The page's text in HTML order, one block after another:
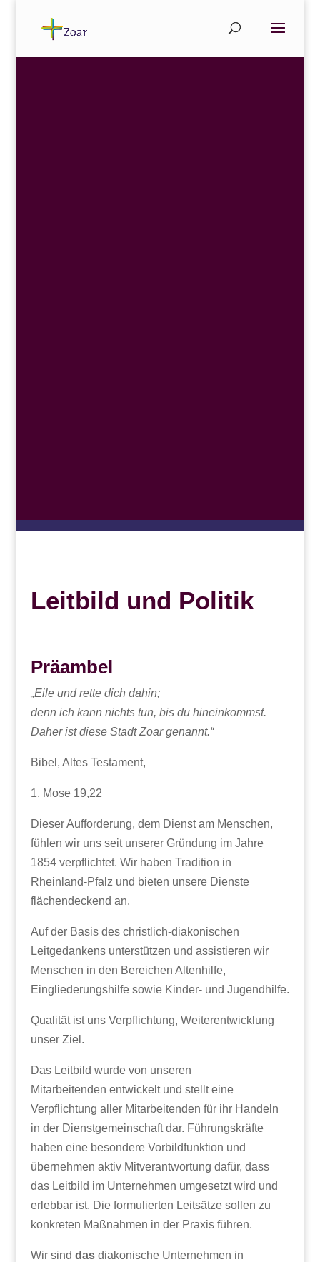
Leitbild und Politik
Präambel
„Eile und rette dich dahin;
denn ich kann nichts tun, bis du hineinkommst.
Daher ist diese Stadt Zoar genannt.“
Bibel, Altes Testament,
1. Mose 19,22
Dieser Aufforderung, dem Dienst am Menschen,
fühlen wir uns seit unserer Gründung im Jahre
1854 verpflichtet. Wir haben Tradition in
Rheinland-Pfalz und bieten unsere Dienste
flächendeckend an.
Auf der Basis des christlich-diakonischen
Leitgedankens unterstützen und assistieren wir
Menschen in den Bereichen Altenhilfe,
Eingliederungshilfe sowie Kinder- und Jugendhilfe.
Qualität ist uns Verpflichtung, Weiterentwicklung
unser Ziel.
Das Leitbild wurde von unseren
Mitarbeitenden entwickelt und stellt eine
Verpflichtung aller Mitarbeitenden für ihr Handeln
in der Dienstgemeinschaft dar. Führungskräfte
haben eine besondere Vorbildfunktion und
übernehmen aktiv Mitverantwortung dafür, dass
das Leitbild im Unternehmen umgesetzt wird und
erlebbar ist. Die formulierten Leitsätze sollen zu
konkreten Maßnahmen in der Praxis führen.
Wir sind dasdiakonische Unternehmen in